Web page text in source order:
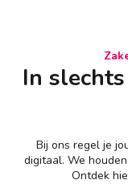
In
Bij ons regel je
digitaal. We
Ontdek